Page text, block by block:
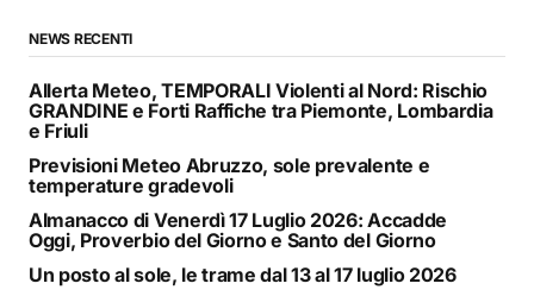
NEWS RECENTI
Allerta Meteo, TEMPORALI Violenti al Nord: Rischio
GRANDINE e Forti Raffiche tra Piemonte, Lombardia
e Friuli
Previsioni Meteo Abruzzo, sole prevalente e
temperature gradevoli
Almanacco di Venerdì 17 Luglio 2026: Accadde
Oggi, Proverbio del Giorno e Santo del Giorno
Un posto al sole, le trame dal 13 al 17 luglio 2026